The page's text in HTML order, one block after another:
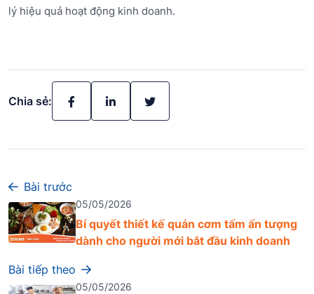
lý hiệu quả hoạt động kinh doanh.
Chia sẻ:
Bài trước
05/05/2026
Bí quyết thiết kế quán cơm tấm ấn tượng
dành cho người mới bắt đầu kinh doanh
Bài tiếp theo
05/05/2026